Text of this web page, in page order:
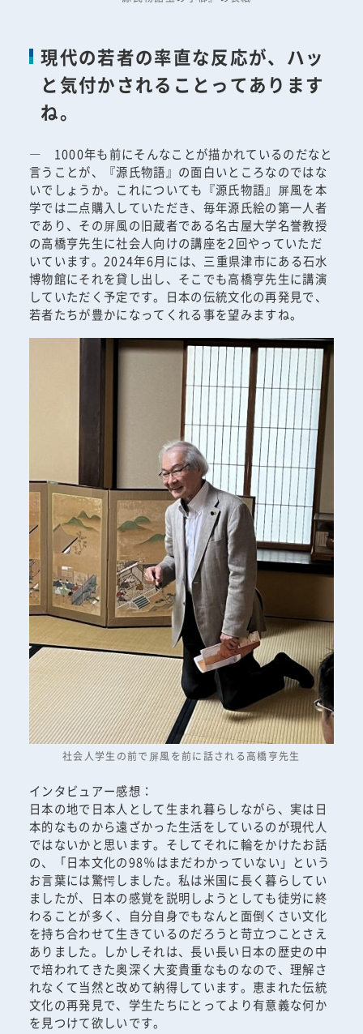
現代の若者の率直な反応が、ハッ
と気付かされることってあります
ね。
― 1000年も前にそんなことが描かれているのだなと
言うことが、『源氏物語』の面白いところなのではな
いでしょうか。これについても『源氏物語』屏風を本
学では二点購入していただき、毎年源氏絵の第一人者
であり、その屏風の旧蔵者である名古屋大学名誉教授
の高橋亨先生に社会人向けの講座を2回やっていただ
いています。2024年6月には、三重県津市にある石水
博物館にそれを貸し出し、そこでも高橋亨先生に講演
していただく予定です。日本の伝統文化の再発見で、
若者たちが豊かになってくれる事を望みますね。
社会人学生の前で屏風を前に話される高橋亨先生
インタビュアー感想：
日本の地で日本人として生まれ暮らしながら、実は日
本的なものから遠ざかった生活をしているのが現代人
ではないかと思います。そしてそれに輪をかけたお話
の、「日本文化の98％はまだわかっていない」という
お言葉には驚愕しました。私は米国に長く暮らしてい
ましたが、日本の感覚を説明しようとしても徒労に終
わることが多く、自分自身でもなんと面倒くさい文化
を持ち合わせて生きているのだろうと苛立つことさえ
ありました。しかしそれは、長い長い日本の歴史の中
で培われてきた奥深く大変貴重なものなので、理解さ
れなくて当然と改めて納得しています。恵まれた伝統
文化の再発見で、学生たちにとってより有意義な何か
を見つけて欲しいです。